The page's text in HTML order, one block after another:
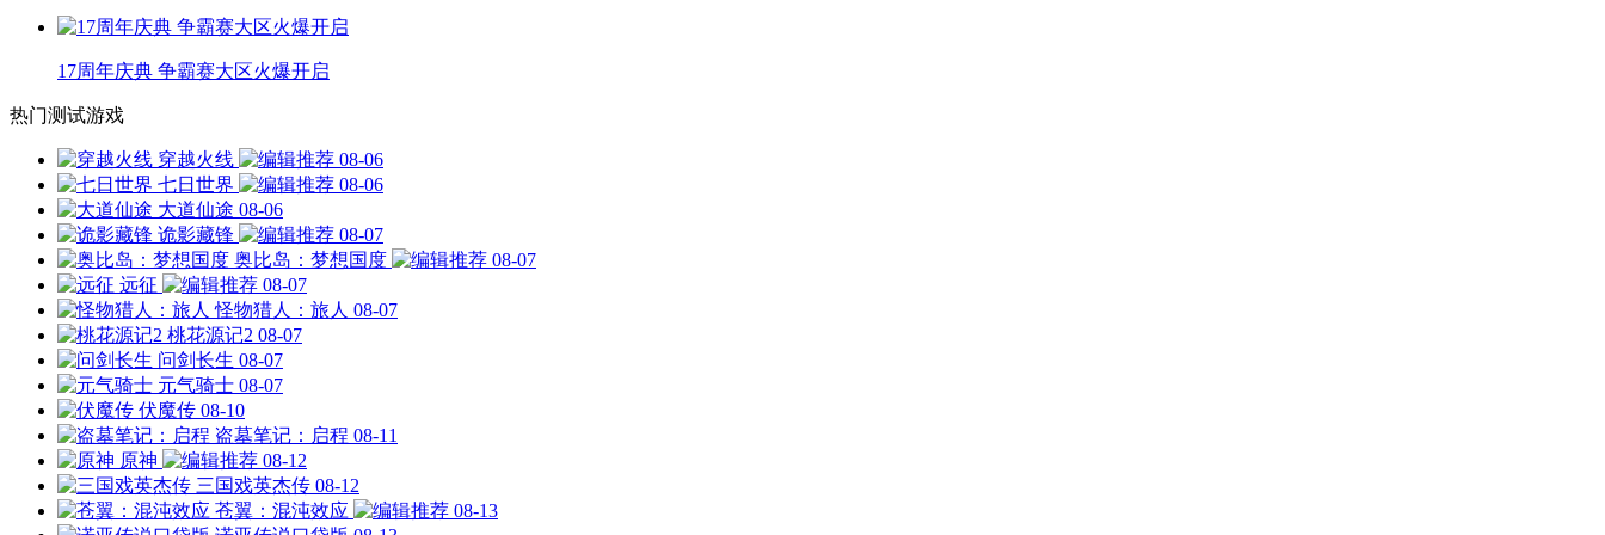
17周年庆典 争霸赛大区火爆开启
热门测试游戏
穿越火线
08-06
七日世界
08-06
大道仙途 08-06
诡影藏锋
08-07
奥比岛：梦想国度
08-07
远征
08-07
怪物猎人：旅人 08-07
桃花源记2 08-07
问剑长生 08-07
元气骑士 08-07
伏魔传 08-10
盗墓笔记：启程 08-11
原神
08-12
三国戏英杰传 08-12
苍翼：混沌效应
08-13